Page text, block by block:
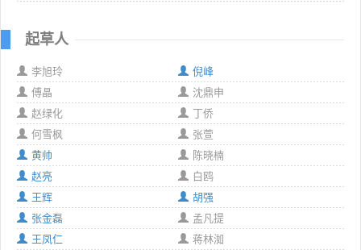
起草人
李旭玲
倪峰
傅晶
沈鼎申
赵绿化
丁侨
何雪枫
张萱
黄帅
陈晓楠
赵亮
白鸥
王辉
胡强
张金磊
孟凡提
王凤仁
蒋林洳